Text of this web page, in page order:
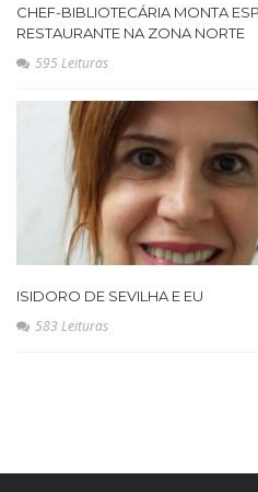
CHEF-BIBLIOTECÁRIA MONTA
RESTAURANTE NA ZONA NORTE
595 Leituras
ISIDORO DE SEVILHA E EU
583 Leituras